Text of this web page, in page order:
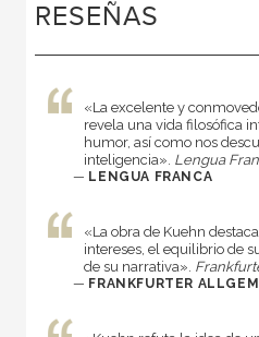
RESEÑAS
«La excelente y
revela una vida filosófica
humor, así como nos
inteligencia». Lengua
— LENGUA FRANCA
«La obra de Kuehn
intereses, el equilibrio de
de su narrativa».
— FRANKFURTER